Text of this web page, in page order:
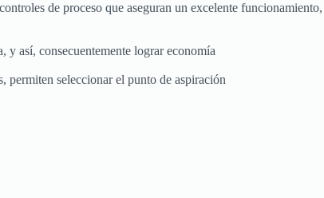
de proceso que aseguran un excelente
y así, consecuentemente lograr economía
permiten seleccionar el punto de aspiración